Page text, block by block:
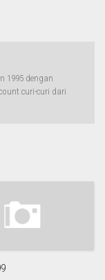
1995 dengan
curi-curi dari